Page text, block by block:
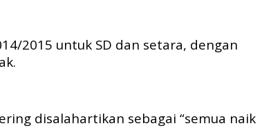
2015 untuk SD dan setara, dengan
disalahartikan sebagai “semua naik